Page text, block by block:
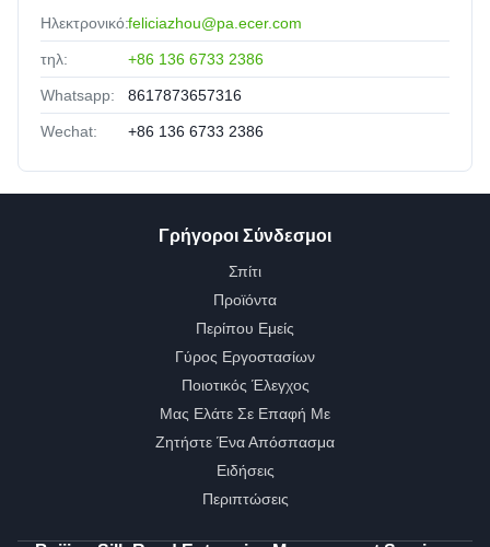
Ηλεκτρονικό:feliciazhou@pa.ecer.com
τηλ: +86 136 6733 2386
Whatsapp: 8617873657316
Wechat: +86 136 6733 2386
Γρήγοροι Σύνδεσμοι
Σπίτι
Προϊόντα
Περίπου Εμείς
Γύρος Εργοστασίων
Ποιοτικός Έλεγχος
Μας Ελάτε Σε Επαφή Με
Ζητήστε Ένα Απόσπασμα
Ειδήσεις
Περιπτώσεις